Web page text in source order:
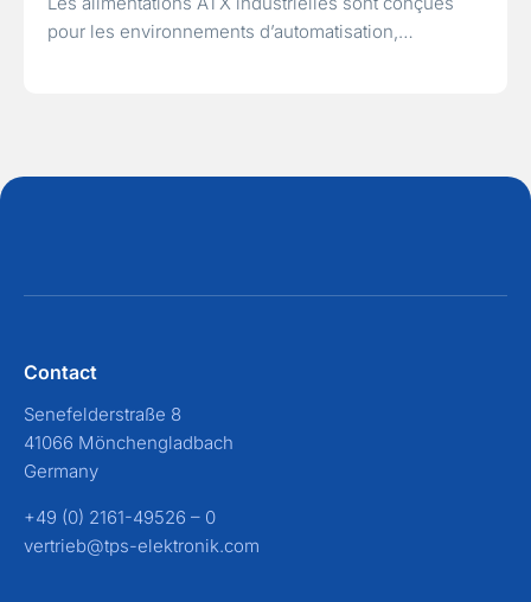
pour les environnements d’automatisation,…
Contact
Senefelderstraße 8
41066 Mönchengladbach
Germany
+49 (0) 2161-49526 – 0
vertrieb@tps-elektronik.com